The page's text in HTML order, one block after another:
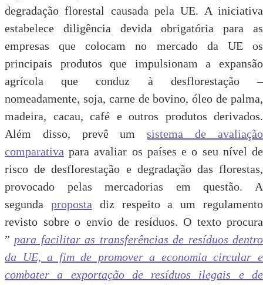
degradação florestal causada pela UE. A iniciativa
estabelece diligência devida obrigatória para as
empresas que colocam no mercado da UE os
principais produtos que impulsionam a expansão
agrícola que conduz à desflorestação –
nomeadamente, soja, carne de bovino, óleo de palma,
madeira, cacau, café e outros produtos derivados.
Além disso, prevê umsistema de avaliação
comparativa para avaliar os países e o seu nível de
risco de desflorestação e degradação das florestas,
provocado pelas mercadorias em questão. A
segunda proposta diz respeito a um regulamento
revisto sobre o envio de resíduos. O texto procura
” para facilitar as transferências de resíduos dentro
da UE, a fim de promover a economia circular e
combater a exportação de resíduos ilegais e de